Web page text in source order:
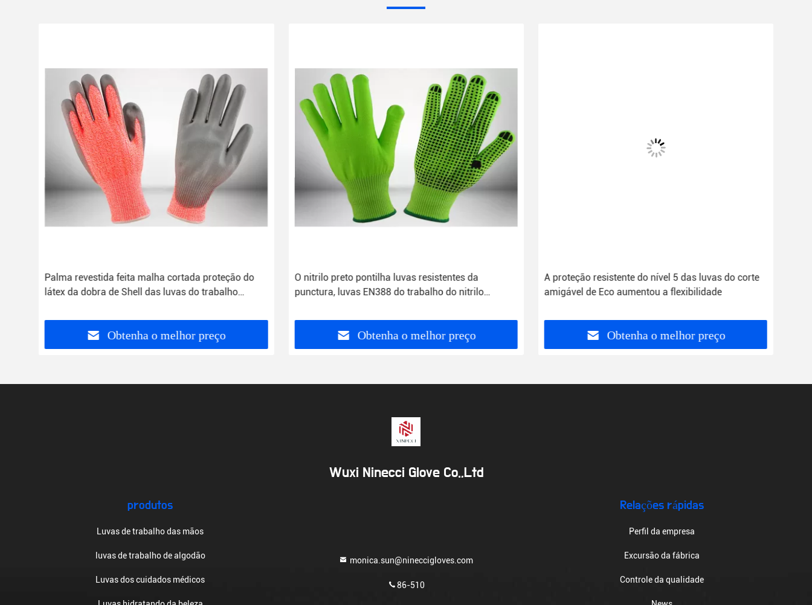
Palma revestida feita malha cortada proteção do
látex da dobra de Shell das luvas do trabalho
Obtenha o melhor preço
O nitrilo preto pontilha luvas resistentes da
punctura, luvas EN388 do trabalho do nitrilo
Obtenha o melhor preço
A proteção resistente do nível 5 das luvas do corte
amigável de Eco aumentou a flexibilidade
Obtenha o melhor preço
Wuxi Ninecci Glove Co.,Ltd
produtos
Luvas de trabalho das mãos
luvas de trabalho de algodão
Luvas dos cuidados médicos
monica.sun@nineccigloves.com
86-510
Relações rápidas
Perfil da empresa
Excursão da fábrica
Controle da qualidade